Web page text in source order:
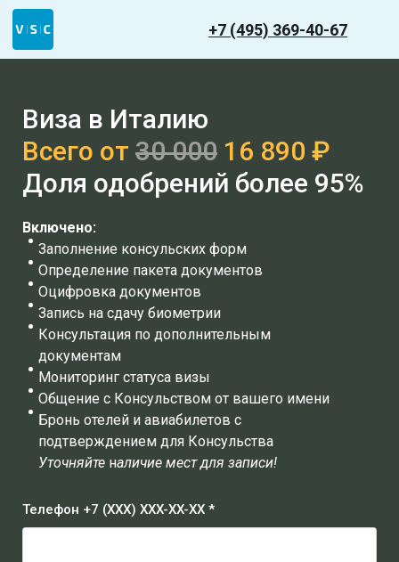
+7 (495) 369-40-67
Виза в Италию
Всего от 30 000 16 890 ₽
Доля одобрений более 95%
Включено:
Заполнение консульских форм
Определение пакета документов
Оцифровка документов
Запись на сдачу биометрии
Консультация по дополнительным
документам
Мониторинг статуса визы
Общение с Консульством от вашего имени
Бронь отелей и авиабилетов с
подтверждением для Консульства
Уточняйте наличие мест для записи!
Телефон +7 (XXX) XXX-XX-XX *